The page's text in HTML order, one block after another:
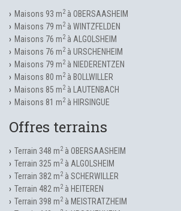
Maisons 93 m2à OBERSAASHEIM
Maisons 79 m2à WINTZFELDEN
Maisons 76 m2à ALGOLSHEIM
Maisons 76 m2à URSCHENHEIM
Maisons 79 m2à NIEDERENTZEN
Maisons 80 m2à BOLLWILLER
Maisons 85 m2à LAUTENBACH
Maisons 81 m2à HIRSINGUE
Offres terrains
Terrain 348 m2à OBERSAASHEIM
Terrain 325 m2à ALGOLSHEIM
Terrain 382 m2à SCHERWILLER
Terrain 482 m2à HEITEREN
Terrain 398 m2à MEISTRATZHEIM